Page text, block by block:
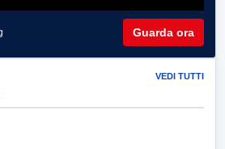
Guarda ora
VEDI TUTTI